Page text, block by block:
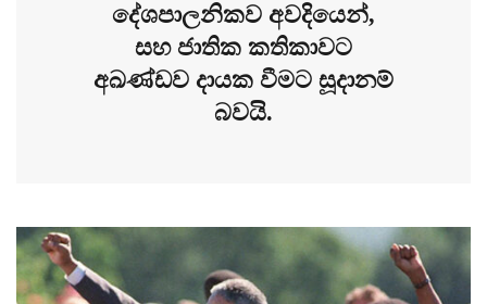
දේශපාලනිකව අවදියෙන්,
සහ ජාතික කතිකාවට
අඛණ්ඩව දායක වීමට සූදානම්
බවයි.